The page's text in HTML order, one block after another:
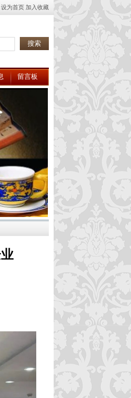
设为首页 加入收藏
留言板